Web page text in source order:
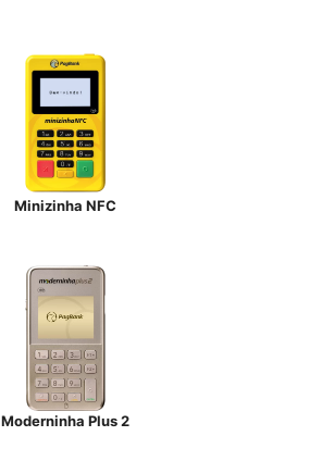
Minizinha NFC
Moderninha Plus 2